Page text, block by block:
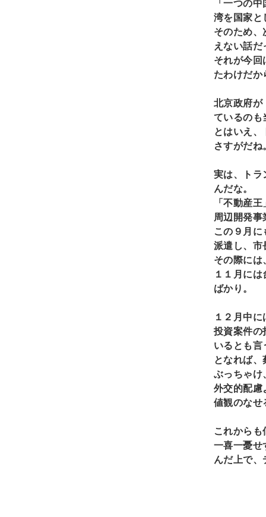
「一つの
湾を国家と
そのため、
えない話だ
それが今回
たわけだか
北京政府が
ているのも
とはいえ
さすがだね
実は、トラ
んだな。
「不動産
周辺開発
この９月
派遣し、市
その際には
１１月に
ばかり。
１２月中
投資案件の
いるとも言
となれば
ぶっちゃけ
外交的配慮
値観のなせ
これから
一喜一憂せ
んだ上で